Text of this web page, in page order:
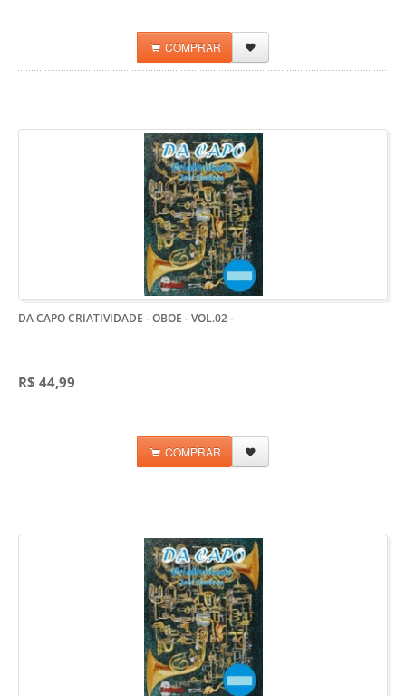
COMPRAR
DA CAPO CRIATIVIDADE - OBOE - VOL.02-
R$ 44,99
COMPRAR